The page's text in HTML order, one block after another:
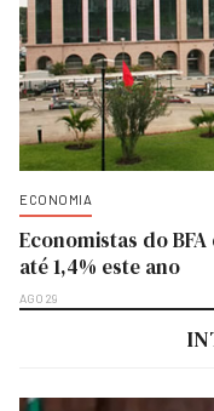
ECONOMIA
Economistas do
até 1,4% este ano
AGO 29